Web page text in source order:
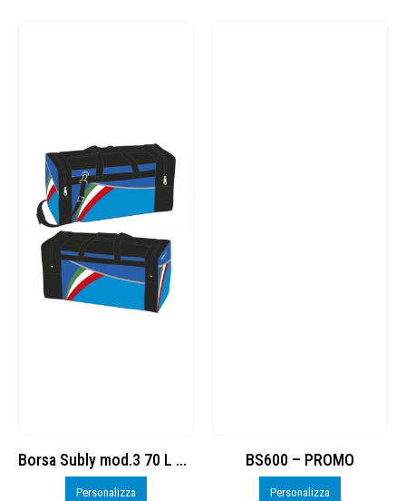
Borsa Subly mod.3 70 L cod. 8374965
Personalizza
BS600 – PROMO
Personalizza